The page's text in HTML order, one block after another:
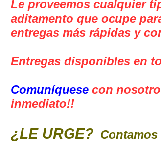
Le proveemos cualquier
aditamento que ocupe
entregas más rápidas y
Entregas disponibles en
Comuníquese con
inmediato!!
¿LE URGE? Contamos